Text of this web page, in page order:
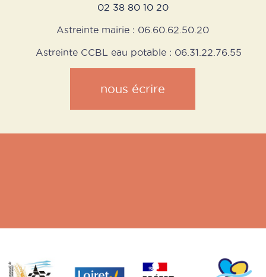
02 38 80 10 20
Astreinte mairie : 06.60.62.50.20
Astreinte CCBL eau potable : 06.31.22.76.55
nous écrire